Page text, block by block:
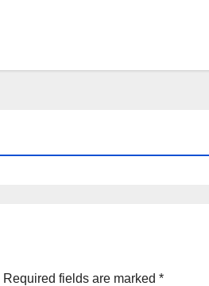
Required fields are marked *